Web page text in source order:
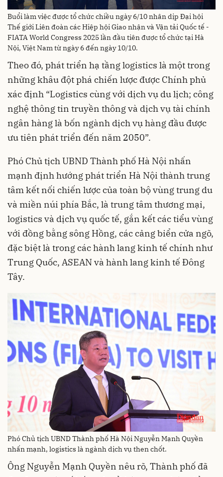
Buổi làm việc được tổ chức chiều ngày 6/10 nhân dịp Đại hội
Thế giới Liên đoàn các Hiệp hội Giao nhận và Vận tải Quốc tế -
FIATA World Congress 2025 lần đầu tiên được tổ chức tại Hà
Nội, Việt Nam từ ngày 6 đến ngày 10/10.
Theo đó, phát triển hạ tầng logistics là một trong
những khâu đột phá chiến lược được Chính phủ
xác định “Logistics cùng với dịch vụ du lịch; công
nghệ thông tin truyền thông và dịch vụ tài chính
ngân hàng là bốn ngành dịch vụ hàng đầu được
ưu tiên phát triển đến năm 2050”.
Phó Chủ tịch UBND Thành phố Hà Nội nhấn
mạnh định hướng phát triển Hà Nội thành trung
tâm kết nối chiến lược của toàn bộ vùng trung du
và miền núi phía Bắc, là trung tâm thương mại,
logistics và dịch vụ quốc tế, gắn kết các tiểu vùng
với đồng bằng sông Hồng, các cảng biển cửa ngõ,
đặc biệt là trong các hành lang kinh tế chính như
Trung Quốc, ASEAN và hành lang kinh tế Đông
Tây.
Phó Chủ tịch UBND Thành phố Hà Nội Nguyễn Mạnh Quyền
nhấn mạnh, logistics là ngành dịch vụ then chốt.
Ông Nguyễn Mạnh Quyền nêu rõ, Thành phố đã